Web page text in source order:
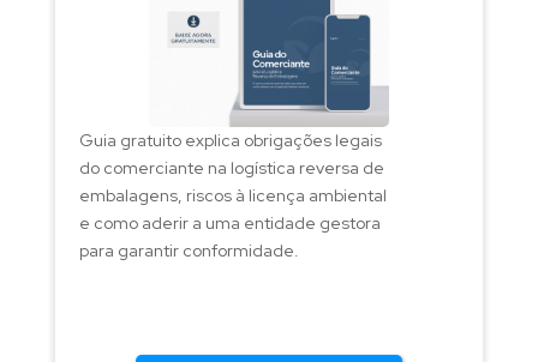
Guia gratuito explica obrigações legais
do comerciante na logística reversa de
embalagens, riscos à licença ambiental
e como aderir a uma entidade gestora
para garantir conformidade.